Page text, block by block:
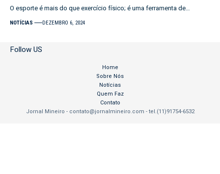
O esporte é mais do que exercício físico; é uma ferramenta de…
NOTÍCIAS DEZEMBRO 6, 2024
Follow US
Jornal Mineiro - contato@jornalmineiro.com - tel.(11)91754-6532
Home
Sobre Nós
Notícias
Quem Faz
Contato